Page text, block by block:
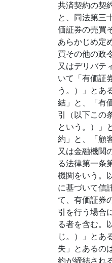
共済契約の契
と、同法第三
価証券の売買
あらかじめ定
買その他の政
又はデリバテ
いて「有価証
う。）」とあ
結」と、「有
引（以下この
という。）」
約」と、「顧
又は金融機関
る法律第一条
機関をいう。
に基づいて信
て、有価証券
引を行う場合
る者を含む。
じ。）」とあ
失」とあるの
約が締結され